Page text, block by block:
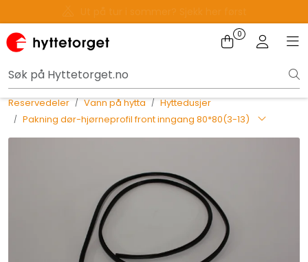
0 Toggle
Reservedeler Vann på hytta
Hyttedusjer
Pakning dør-hjørneprofil front inngang 80*80(3-13)